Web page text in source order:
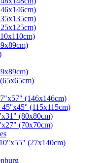
(146x146cm)
(115x115cm)
(80x80cm)
(70x70cm)
(27x140cm)